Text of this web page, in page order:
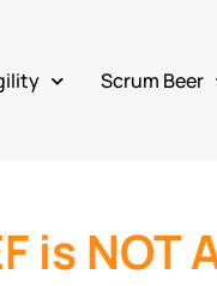
Scrum Beer
is NOT